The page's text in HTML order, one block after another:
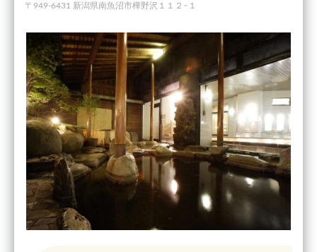
〒949-6431 新潟県南魚沼市樺野沢１１２−１